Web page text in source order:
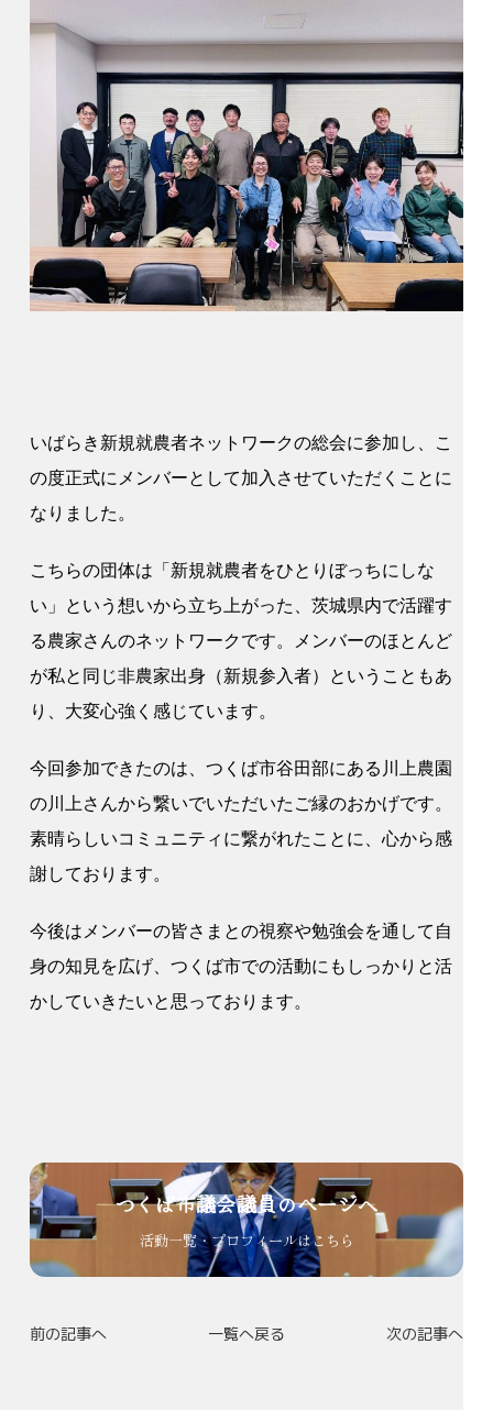
いばらき新規就農者ネットワークの総会に参加し、こ
の度正式にメンバーとして加入させていただくことに
なりました。
こちらの団体は「新規就農者をひとりぼっちにしな
い」という想いから立ち上がった、茨城県内で活躍す
る農家さんのネットワークです。メンバーのほとんど
が私と同じ非農家出身（新規参入者）ということもあ
り、大変心強く感じています。
今回参加できたのは、つくば市谷田部にある川上農園
の川上さんから繋いでいただいたご縁のおかげです。
素晴らしいコミュニティに繋がれたことに、心から感
謝しております。
今後はメンバーの皆さまとの視察や勉強会を通して自
身の知見を広げ、つくば市での活動にもしっかりと活
かしていきたいと思っております。
つくば市議会議員のページへ
活動一覧・プロフィールはこちら
前の記事へ 一覧へ戻る 次の記事へ